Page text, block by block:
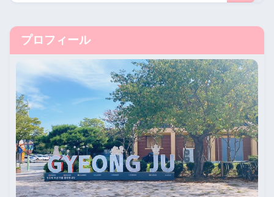
プロフィール